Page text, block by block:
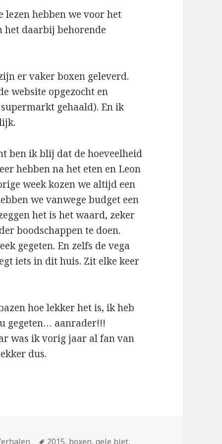
lezen hebben we voor het
het daarbij behorende
er vaker boxen geleverd.
website opgezocht en
gehaald). En ik
ben ik blij dat de hoeveelheid
hebben na het eten en Leon
week kozen we altijd een
we vanwege budget een
het is het waard, zeker
boodschappen te doen.
gegeten. En zelfs de vega
iets in dit huis. Zit elke keer
hoe lekker het is, ik heb
gegeten… aanrader!!!
was ik vorig jaar al fan van
dus.
Tags
2015, boxen,gele biet,